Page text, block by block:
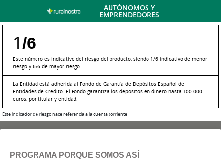
Skip
to
AUTÓNOMOS Y
EMPRENDEDORES
1/6
Este número es indicativo del riesgo del producto, siendo 1/6 indicativo de menor
riesgo y 6/6 de mayor riesgo.
La Entidad está adherida al Fondo de Garantía de Depósitos Español de
Entidades de Crédito. El Fondo garantiza los depósitos en dinero hasta 100.000
euros, por titular y entidad.
Este indicador de riesgo hace referencia a la cuenta corriente
PROGRAMA PORQUE SOMOS ASÍ